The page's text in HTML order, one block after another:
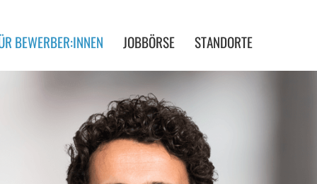
BEWERBER:INNEN JOBBÖRSE STANDORTE